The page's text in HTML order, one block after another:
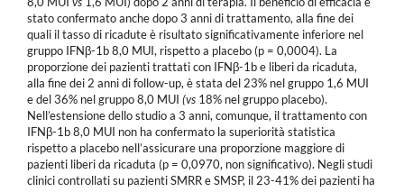
stato confermato anche dopo 3 anni di trattamento, alla fine dei
quali il tasso di ricadute è risultato significativamente inferiore nel
gruppo IFNβ-1b 8,0 MUI, rispetto a placebo (p = 0,0004). La
proporzione dei pazienti trattati con IFNβ-1b e liberi da ricaduta,
alla fine dei 2 anni di follow-up, è stata del 23% nel gruppo 1,6 MUI
e del 36% nel gruppo 8,0 MUI (vs 18% nel gruppo placebo).
Nell’estensione dello studio a 3 anni, comunque, il trattamento con
IFNβ-1b 8,0 MUI non ha confermato la superiorità statistica
rispetto a placebo nell’assicurare una proporzione maggiore di
pazienti liberi da ricaduta (p = 0,0970, non significativo). Negli studi
clinici controllati su pazienti SMRR e SMSP, il 23-41% dei pazienti ha